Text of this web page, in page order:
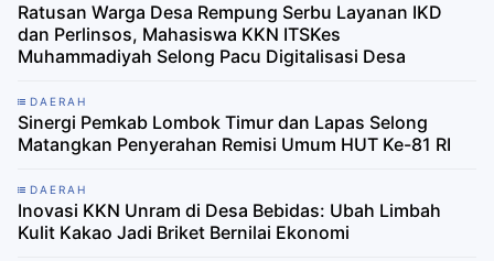
Ratusan Warga Desa Rempung Serbu Layanan IKD
dan Perlinsos, Mahasiswa KKN ITSKes
Muhammadiyah Selong Pacu Digitalisasi Desa
DAERAH
Sinergi Pemkab Lombok Timur dan Lapas Selong
Matangkan Penyerahan Remisi Umum HUT Ke-81 RI
DAERAH
Inovasi KKN Unram di Desa Bebidas: Ubah Limbah
Kulit Kakao Jadi Briket Bernilai Ekonomi